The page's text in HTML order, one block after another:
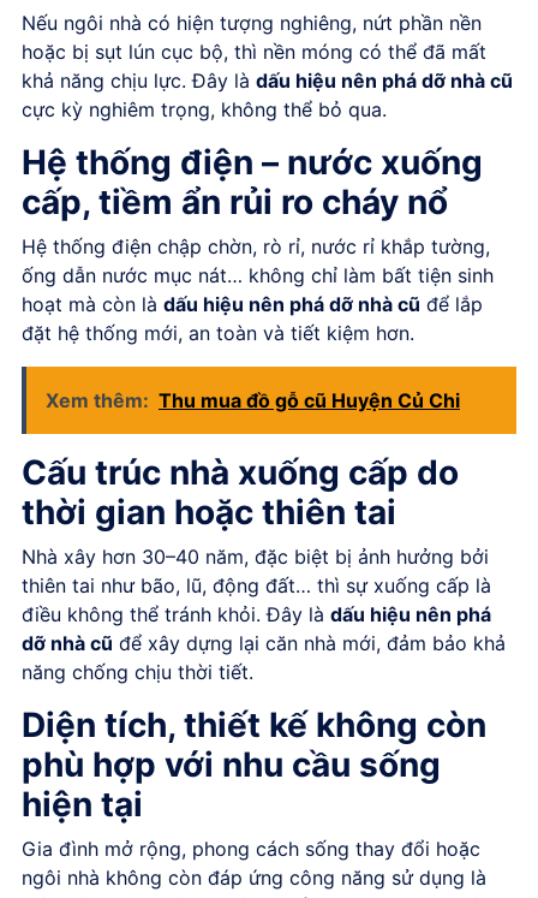
Nếu ngôi nhà có hiện tượng nghiêng, nứt phần nền
hoặc bị sụt lún cục bộ, thì nền móng có thể đã mất
khả năng chịu lực. Đây là dấu hiệu nên phá dỡ nhà cũ
cực kỳ nghiêm trọng, không thể bỏ qua.
Hệ thống điện – nước xuống
cấp, tiềm ẩn rủi ro cháy nổ
Hệ thống điện chập chờn, rò rỉ, nước rỉ khắp tường,
ống dẫn nước mục nát… không chỉ làm bất tiện sinh
hoạt mà còn là dấu hiệu nên phá dỡ nhà cũ để lắp
đặt hệ thống mới, an toàn và tiết kiệm hơn.
Xem thêm: Thu mua đồ gỗ cũ Huyện Củ Chi
Cấu trúc nhà xuống cấp do
thời gian hoặc thiên tai
Nhà xây hơn 30–40 năm, đặc biệt bị ảnh hưởng bởi
thiên tai như bão, lũ, động đất… thì sự xuống cấp là
điều không thể tránh khỏi. Đây là dấu hiệu nên phá
dỡ nhà cũ để xây dựng lại căn nhà mới, đảm bảo khả
năng chống chịu thời tiết.
Diện tích, thiết kế không còn
phù hợp với nhu cầu sống
hiện tại
Gia đình mở rộng, phong cách sống thay đổi hoặc
ngôi nhà không còn đáp ứng công năng sử dụng là